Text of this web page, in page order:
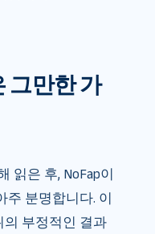
그만한 가
읽은 후, NoFap이
주 분명합니다. 이
의 부정적인 결과